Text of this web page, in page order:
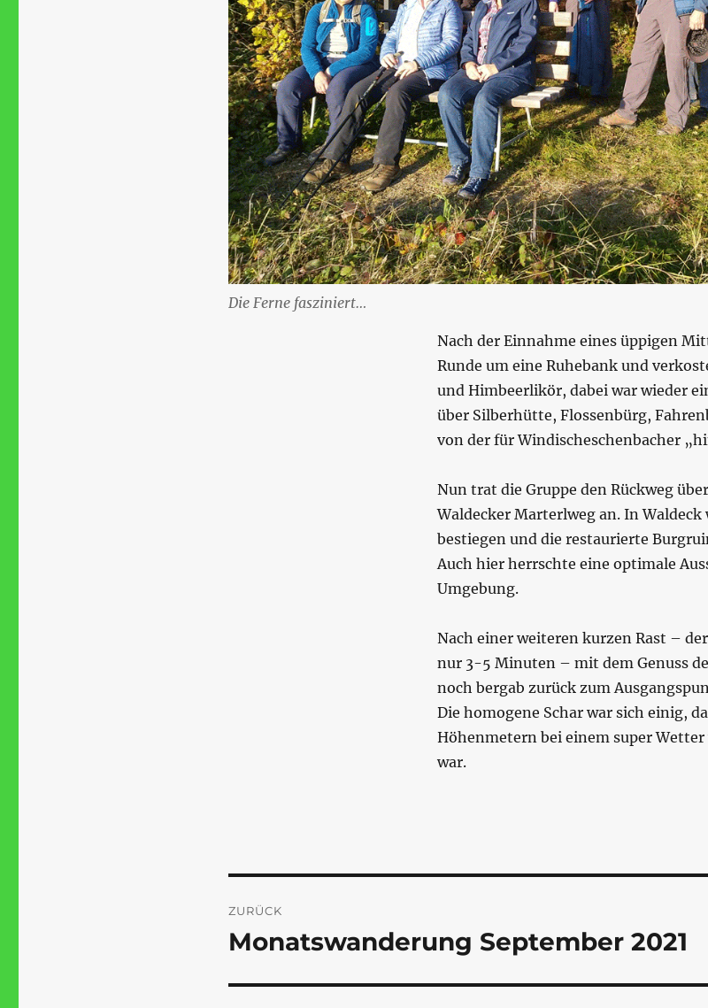
Die Ferne fasziniert…
Nach der Einnahme eines üppigen
Runde um eine Ruhebank und
und Himbeerlikör, dabei war wieder
über Silberhütte, Flossenbürg,
von der für Windischeschenbacher
Nun trat die Gruppe den Rückweg
Waldecker Marterlweg an. In
bestiegen und die restaurierte
Auch hier herrschte eine optimale
Umgebung.
Nach einer weiteren kurzen Rast –
nur 3-5 Minuten – mit dem Genuss
noch bergab zurück zum
Die homogene Schar war sich einig,
Höhenmetern bei einem super
war.
ZURÜCK
Vorheriger
Monatswanderung September 2021